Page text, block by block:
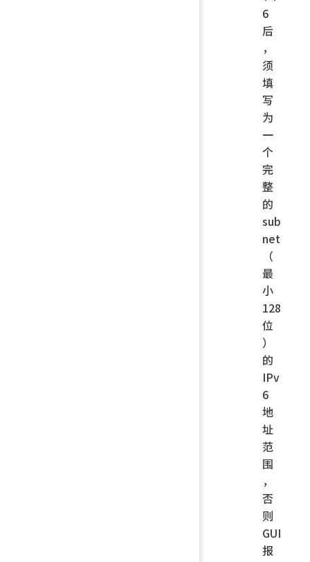
6
后
，
须
填
写
为
一
个
完
整
的
sub
net
（
最
小
128
位
）
的
IPv
6
地
址
范
围
，
否
则
GUI
报